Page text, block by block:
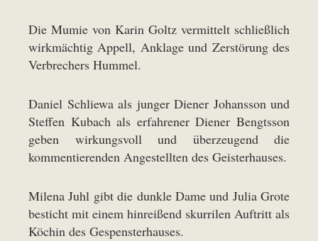
Die Mumie von Karin Goltz vermittelt schließlich
wirkmächtig Appell, Anklage und Zerstörung des
Verbrechers Hummel.
Daniel Schliewa als junger Diener Johansson und
Steffen Kubach als erfahrener Diener Bengtsson
geben wirkungsvoll und überzeugend die
kommentierenden Angestellten des Geisterhauses.
Milena Juhl gibt die dunkle Dame und Julia Grote
besticht mit einem hinreißend skurrilen Auftritt als
Köchin des Gespensterhauses.